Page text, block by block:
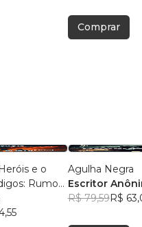
Comprar
e o
Rumo
Agulha Negra
Escritor
R$ 79,59R$